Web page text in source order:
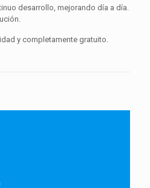
desarrollo, mejorando día a día.
y completamente gratuito.